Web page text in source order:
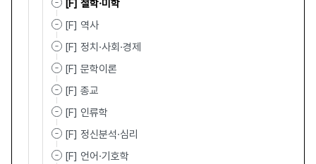
[F] 철학·미학
[F] 역사
[F] 정치·사회·경제
[F] 문학이론
[F] 종교
[F] 인류학
[F] 정신분석·심리
[F] 언어·기호학